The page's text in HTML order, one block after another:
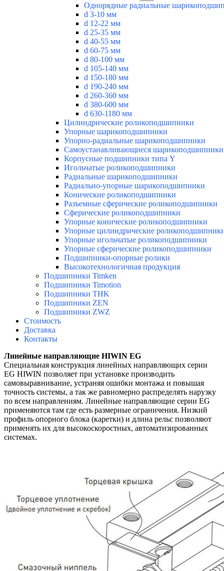
Однорядные радиальные
d 3-10 мм
d 12-22 мм
d 25-35 мм
d 40-55 мм
d 60-75 мм
d 80-100 мм
d 105-140 мм
d 150-180 мм
d 190-240 мм
d 260-360 мм
d 380-600 мм
d 630-1180 мм
Цилиндрические роликоподшипники
Упорные шарикоподшипники
Упорно-радиальные шарикоподшипники
Самоустанавливающиеся шарикоподшипники
Корпусные подшипники типа Y
Игольчатые роликоподшипники
Радиальные шарикоподшипники
Радиально-упорные шарикоподшипники
Конические роликоподшипники
Разъемные сферические роликоподшипники
Сферические роликоподшипники
Упорные конические роликоподшипники
Упорные цилиндрические
Упорные игольчатые роликоподшипники
Упорные сферические роликоподшипники
Подшипники-опорные ролики
Высокотехнологичная продукция
Подшипники Timken
Подшипники Timotion
Подшипники THK
Подшипники ZEN
Подшипники ZWZ
Стоимость
Доставка
Контакты
Линейные направляющие HIWIN EG
Специальная конструкция линейных направляющих серии
EG HIWIN позволяет при установке производить
самовыравнивание, устраняя ошибки монтажа и повышая
точность системы, а так же равномерно распределять нарузку
по всем направлениям. Линейные направляющие серии EG
применяются там где есть размерные ограничения. Низкий
профиль опорного блока (каретки) и длина рельс позволяют
применять их для высокоскоростных, автоматизированных
системах.